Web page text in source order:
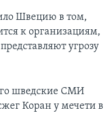
Швецию в том,
к организациям,
угрозу
шведские СМИ
Коран у мечети в